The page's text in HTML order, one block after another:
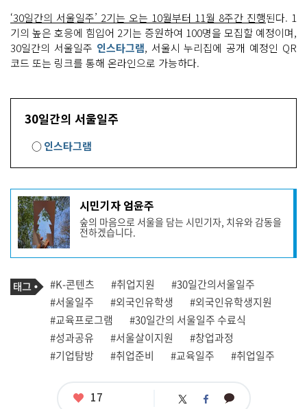
‘30일간의 서울일주’ 2기는 오는 10월부터 11월 8주간 진행된다. 1
기의 높은 호응에 힘입어 2기는 증원하여 100명을 모집할 예정이며,
30일간의 서울일주 인스타그램, 서울시 누리집에 공개 예정인 QR
코드 또는 링크를 통해 온라인으로 가능하다.
30일간의 서울일주
○인스타그램
기
사
작
성
자
프
필
시민기자 엄윤주
숲의 마음으로 서울을 담는 시민기자, 치유와 감동을
전하겠습니다.
기
사
관
련
태
그
태
그
#K-콘텐츠 #취업지원
#30일간의서울일주
#서울일주
#외국인유학생
#외국인유학생지원
#교육프로그램
#30일간의 서울일주 수료식
#성과공유
#서울살이지원
#창업과정
#기업탐방
#취업준비 #교육일주 #취업일주
좋
17 트 페 카